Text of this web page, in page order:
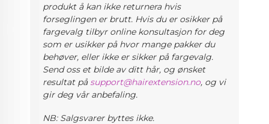
produkt å kan ikke returnera hvis
forseglingen er brutt. Hvis du er osikker på
fargevalg tilbyr online konsultasjon for deg
som er usikker på hvor mange pakker du
behøver, eller ikke er sikker på fargevalg.
Send oss et bilde av ditt hår, og ønsket
resultat på support@hairextension.no, og vi
gir deg vår anbefaling.
NB: Salgsvarer byttes ikke.